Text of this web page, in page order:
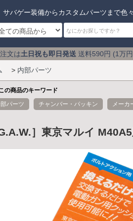
サバゲー装備からカスタムパーツまで色
発送送料590円 (1万円以上で送料
> 内部パーツ
の商品のキーワード
パーツ
チャンバー・パッキン メーカ
G.A.W.］東京マルイ